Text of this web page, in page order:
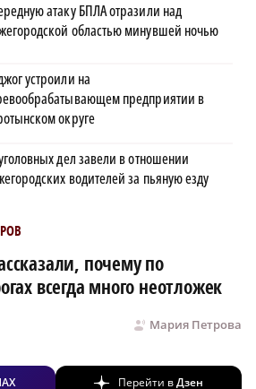
атаку БПЛА отразили над
областью минувшей ночью
устроили на
предприятии в
округе
дел завели в отношении
водителей за пьяную езду
почему по
всегда много неотложек
Мария Петрова
Перейти вДзен